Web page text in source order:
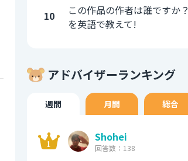
10
この作品の作者は誰ですか？
を英語で教えて!
アドバイザーランキング
週間 月間 総合
Shohei
回答数：138